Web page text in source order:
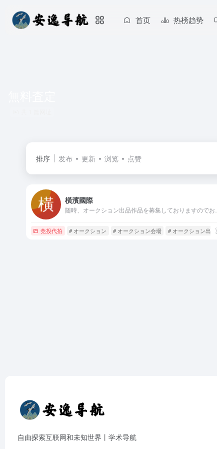
首页 热榜趋势
排序 发布 更新 浏览 点赞
橫濱國際
竞投代拍 # オークション # オークション会場 # オークション出品
自由探索互联网和未知世界丨学术导航